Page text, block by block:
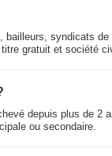
bailleurs, syndicats de
gratuit et société
depuis plus de 2
ou secondaire.